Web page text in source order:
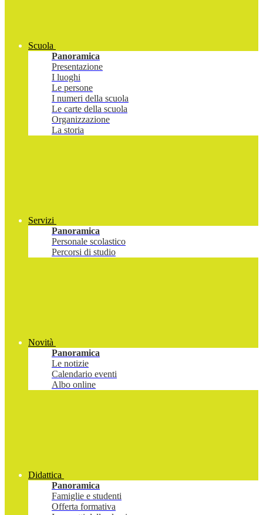
Scuola
Panoramica
Presentazione
I luoghi
Le persone
I numeri della scuola
Le carte della scuola
Organizzazione
La storia
Servizi
Panoramica
Personale scolastico
Percorsi di studio
Novità
Panoramica
Le notizie
Calendario eventi
Albo online
Didattica
Panoramica
Famiglie e studenti
Offerta formativa